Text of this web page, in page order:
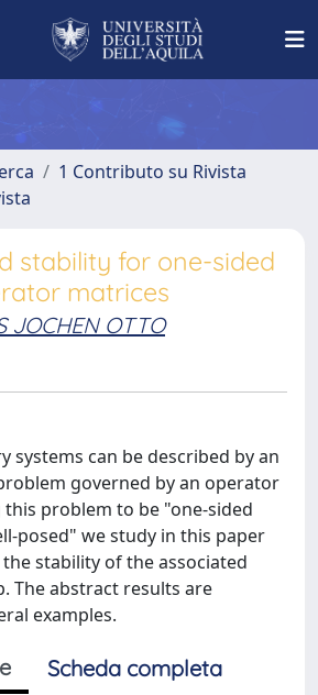
1 Contributo su Rivista
stability for one-sided
matrices
JOCHEN OTTO
systems can be described by an
governed by an operator
problem to be "one-sided
posed" we study in this paper
stability of the associated
The abstract results are
examples.
Scheda completa